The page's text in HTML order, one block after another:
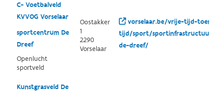
C- Voetbalveld
KVVOG Vorselaar
sportcentrum De
Dreef
Openlucht
sportveld
Oostakker
1
2290
Vorselaar
vorselaar.be/vrije-tijd-
tijd/sport/sportinfrastructuur/
de-dreef/
Kunstgrasveld De